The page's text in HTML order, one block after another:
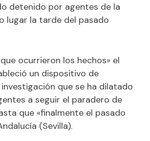
detenido por agentes de la
lugar la tarde del pasado
ocurrieron los hechos» el
un dispositivo de
que se ha dilatado
a seguir el paradero de
que «finalmente el pasado
(Sevilla).